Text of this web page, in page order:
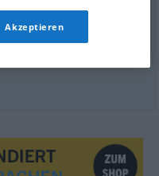
Akzeptieren